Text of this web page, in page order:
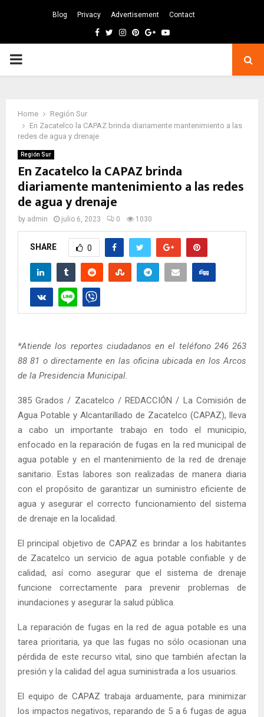
Blog Privacy Advertisement Contact
Facebook
TwitterInstagram
Pinterest
GoogleYoutube
PRIMARY
Home
Región Sur
En Zacatelco la CAPAZ brinda diariamente mantenimiento a las
redes de agua y drenaje
Región Sur
En Zacatelco la CAPAZ brinda
diariamente mantenimiento a las redes
de agua y drenaje
by admin julio 6, 2023 0 1030
SHARE 0
*Atiende los reportes ciudadanos en el teléfono 246 263
88 81 o directamente en las oficina ubicada en los Arcos
de la Presidencia Municipal.
385 Grados / Zacatelco / REDACCIÓN / La Comisión de
Agua Potable y Alcantarillado de Zacatelco (CAPAZ), lleva
a cabo un importante trabajo en todo el municipio,
enfocado en la reparación de fugas en la red municipal de
agua potable y en el mantenimiento de la red de drenaje
sanitario. Estas labores son realizadas de manera diaria
con el propósito de garantizar un suministro eficiente de
agua y asegurar el correcto funcionamiento del sistema
de drenaje en la localidad.
El principal objetivo de CAPAZ es brindar a los habitantes
de Zacatelco un servicio de agua potable confiable y de
calidad, así como asegurar que el sistema de drenaje
funcione correctamente para prevenir problemas de
inundaciones y asegurar la salud pública.
La reparación de fugas en la red de agua potable es una
tarea prioritaria, ya que las fugas no sólo ocasionan una
pérdida de este recurso vital, sino que también afectan la
presión y la calidad del agua suministrada a los usuarios.
El equipo de CAPAZ trabaja arduamente, para minimizar
los impactos negativos, reparando de 5 a 6 fugas de agua